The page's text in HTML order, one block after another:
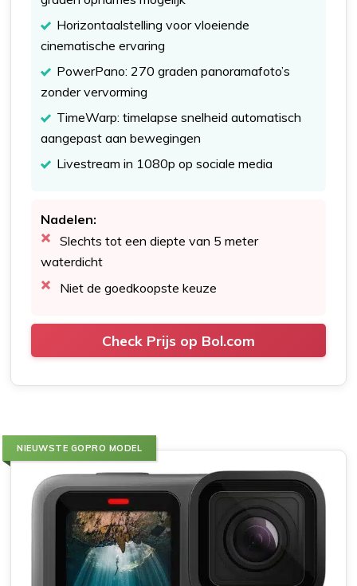
Horizontaalstelling voor vloeiende
cinematische ervaring
PowerPano: 270 graden panoramafoto’s
zonder vervorming
TimeWarp: timelapse snelheid automatisch
aangepast aan bewegingen
Livestream in 1080p op sociale media
Nadelen:
Slechts tot een diepte van 5 meter
waterdicht
Niet de goedkoopste keuze
Check Prijs op Bol.com
NIEUWSTE GOPRO MODEL